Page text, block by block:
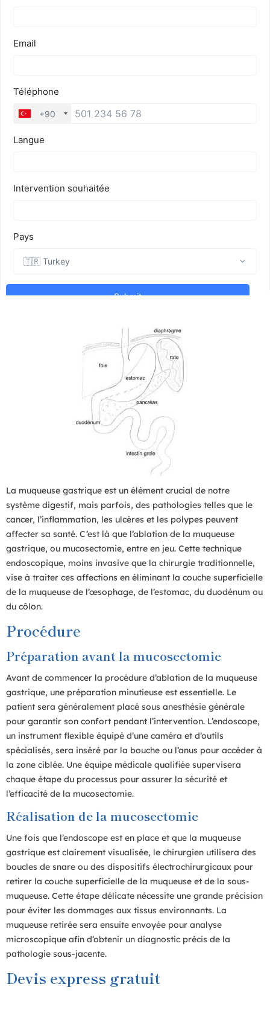
La muqueuse gastrique est un élément crucial de notre
système digestif, mais parfois, des pathologies telles que le
cancer, l’inflammation, les ulcères et les polypes peuvent
affecter sa santé. C’est là que l’ablation de la muqueuse
gastrique, ou mucosectomie, entre en jeu. Cette technique
endoscopique, moins invasive que la chirurgie traditionnelle,
vise à traiter ces affections en éliminant la couche superficielle
de la muqueuse de l’œsophage, de l’estomac, du duodénum ou
du côlon.
Procédure
Préparation avant la mucosectomie
Avant de commencer la procédure d’ablation de la muqueuse
gastrique, une préparation minutieuse est essentielle. Le
patient sera généralement placé sous anesthésie générale
pour garantir son confort pendant l’intervention. L’endoscope,
un instrument flexible équipé d’une caméra et d’outils
spécialisés, sera inséré par la bouche ou l’anus pour accéder à
la zone ciblée. Une équipe médicale qualifiée supervisera
chaque étape du processus pour assurer la sécurité et
l’efficacité de la mucosectomie.
Réalisation de la mucosectomie
Une fois que l’endoscope est en place et que la muqueuse
gastrique est clairement visualisée, le chirurgien utilisera des
boucles de snare ou des dispositifs électrochirurgicaux pour
retirer la couche superficielle de la muqueuse et de la sous-
muqueuse. Cette étape délicate nécessite une grande précision
pour éviter les dommages aux tissus environnants. La
muqueuse retirée sera ensuite envoyée pour analyse
microscopique afin d’obtenir un diagnostic précis de la
pathologie sous-jacente.
Devis express gratuit